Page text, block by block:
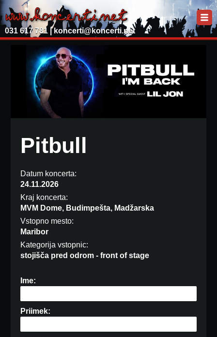
031 617 781 | koncerti@koncerti.net
Pitbull
Datum koncerta:
24.11.2026
Kraj koncerta:
MVM Dome, Budimpešta, Madžarska
Vstopno mesto:
Maribor
Kategorija vstopnic:
stojišča pred odrom - front of stage
Ime:
Priimek: